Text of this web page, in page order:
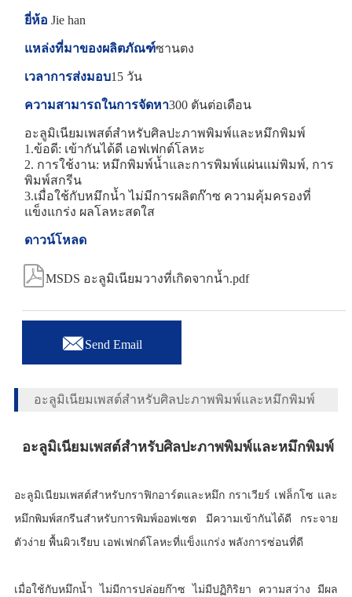
ยี่ห้อ Jie han
แหล่งที่มาของผลิตภัณฑ์ซานตง
เวลาการส่งมอบ15 วัน
ความสามารถในการจัดหา300 ตันต่อเดือน
อะลูมิเนียมเพสต์สำหรับศิลปะภาพพิมพ์และหมึกพิมพ์
1.ข้อดี: เข้ากันได้ดี เอฟเฟกต์โลหะ
2. การใช้งาน: หมึกพิมพ์น้ำและการพิมพ์แผ่นแม่พิมพ์, การ
พิมพ์สกรีน
3.เมื่อใช้กับหมึกน้ำ ไม่มีการผลิตก๊าซ ความคุ้มครองที่
แข็งแกร่ง ผลโลหะสดใส
ดาวน์โหลด
MSDS อะลูมิเนียมวางที่เกิดจากน้ำ.pdf
Send Email
อะลูมิเนียมเพสต์สำหรับศิลปะภาพพิมพ์และหมึกพิมพ์
อะลูมิเนียมเพสต์สำหรับศิลปะภาพพิมพ์และหมึกพิมพ์
อะลูมิเนียมเพสต์สำหรับกราฟิกอาร์ตและหมึก กราเวียร์ เฟล็กโซ และ
หมึกพิมพ์สกรีนสำหรับการพิมพ์ออฟเซต มีความเข้ากันได้ดี กระจาย
ตัวง่าย พื้นผิวเรียบ เอฟเฟกต์โลหะที่แข็งแกร่ง พลังการซ่อนที่ดี
เมื่อใช้กับหมึกน้ำ ไม่มีการปล่อยก๊าซ ไม่มีปฏิกิริยา ความสว่าง มีผล